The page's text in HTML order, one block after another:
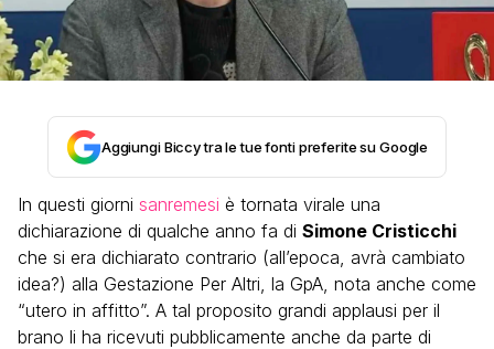
Aggiungi Biccy tra le tue fonti preferite su Google
In questi giorni sanremesi è tornata virale una
dichiarazione di qualche anno fa di Simone Cristicchi
che si era dichiarato contrario (all’epoca, avrà cambiato
idea?) alla Gestazione Per Altri, la GpA, nota anche come
“utero in affitto”. A tal proposito grandi applausi per il
brano li ha ricevuti pubblicamente anche da parte di